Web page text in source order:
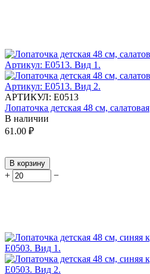
АРТИКУЛ: Е0513
Лопаточка детская 48 см, салатовая
В наличии
61.00 ₽
В корзину
+ −